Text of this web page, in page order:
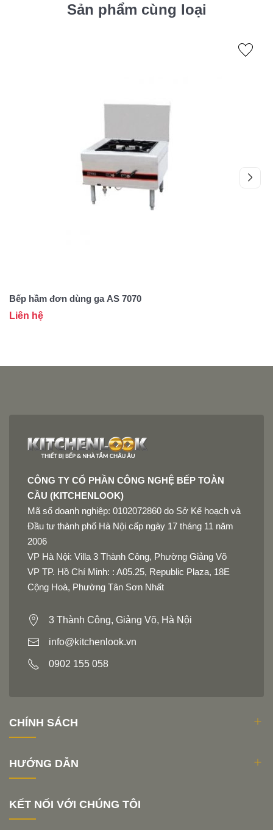
Sản phẩm cùng loại
Bếp hầm đơn dùng ga AS 7070
Liên hệ
CÔNG TY CỔ PHẦN CÔNG NGHỆ BẾP TOÀN
CẦU (KITCHENLOOK)
Mã số doanh nghiệp: 0102072860 do Sở Kế hoạch và
Đầu tư thành phố Hà Nội cấp ngày 17 tháng 11 năm
2006
VP Hà Nội: Villa 3 Thành Công, Phường Giảng Võ
VP TP. Hồ Chí Minh: : A05.25, Republic Plaza, 18E
Cộng Hoà, Phường Tân Sơn Nhất
3 Thành Công, Giảng Võ, Hà Nội
info@kitchenlook.vn
0902 155 058
CHÍNH SÁCH
HƯỚNG DẪN
KẾT NỐI VỚI CHÚNG TÔI